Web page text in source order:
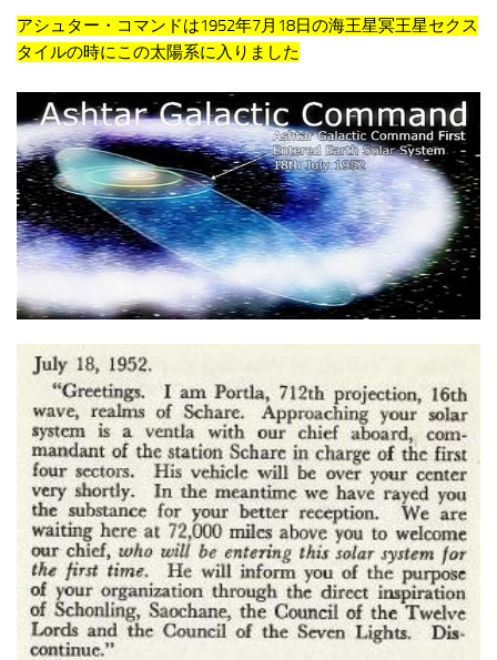
アシュター・コマンドは1952年7月18日の海王星冥王星セクス
タイルの時にこの太陽系に入りました